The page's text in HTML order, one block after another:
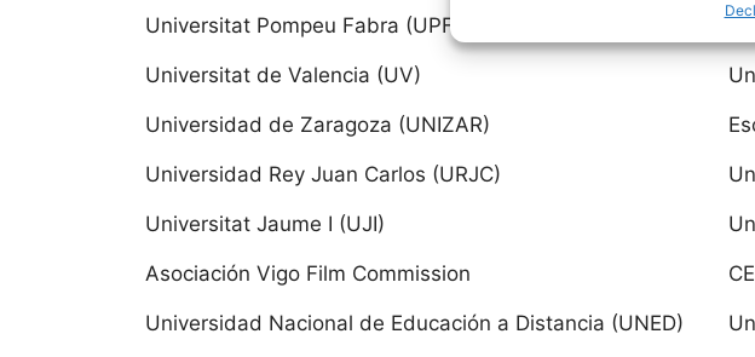
Aragón
Universidad de La Laguna
Universidad de Las
Universitat Pompeu Fabra (UPF)
Universitat de Valencia (UV)
Universidad de Zaragoza (UNIZAR)
Universidad Rey Juan Carlos (URJC)
Universitat Jaume I (UJI)
Asociación Vigo Film Commission
Universidad Nacional de Educación a Distancia (UNED)